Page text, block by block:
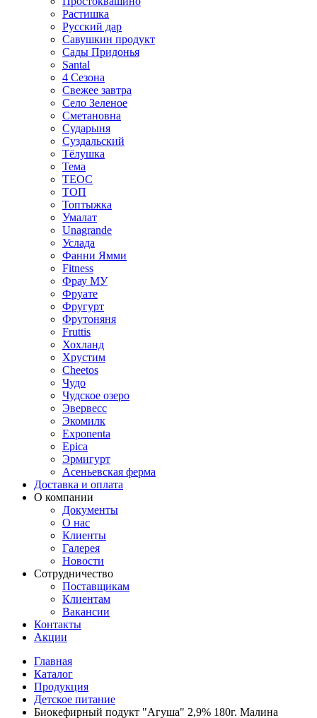
Растишка
Русский дар
Савушкин продукт
Сады Придонья
Santal
4 Сезона
Свежее завтра
Село Зеленое
Сметановна
Сударыня
Суздальский
Тёлушка
Тема
ТЕОС
ТОП
Топтыжка
Умалат
Unagrande
Услада
Фанни Ямми
Fitness
Фрау МУ
Фруате
Фругурт
Фрутоняня
Fruttis
Хохланд
Хрустим
Cheetos
Чудо
Чудское озеро
Эвервесс
Экомилк
Exponenta
Epica
Эрмигурт
Асеньевская ферма
Доставка и оплата
О компании
Документы
О нас
Клиенты
Галерея
Новости
Сотрудничество
Поставщикам
Клиентам
Вакансии
Контакты
Акции
Главная
Каталог
Продукция
Детское питание
Биокефирный подукт "Агуша" 2,9% 180г. Малина